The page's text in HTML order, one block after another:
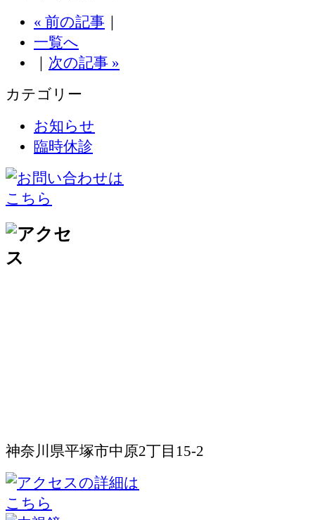
« 前の記事 ｜
一覧へ
｜ 次の記事 »
カテゴリー
お知らせ
臨時休診
神奈川県平塚市中原2丁目15-2